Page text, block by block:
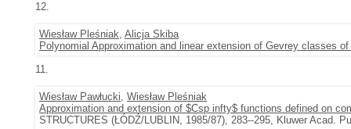
12.
Wiesław Pleśniak, Alicja Skiba
Polynomial Approximation and linear extension of Gevrey classes
11.
Wiesław Pawłucki, Wiesław Pleśniak
Approximation and extension of $Csp infty$ functions defined on
STRUCTURES (ŁÓDŹ/LUBLIN, 1985/87), 283--295, Kluwer Acad.